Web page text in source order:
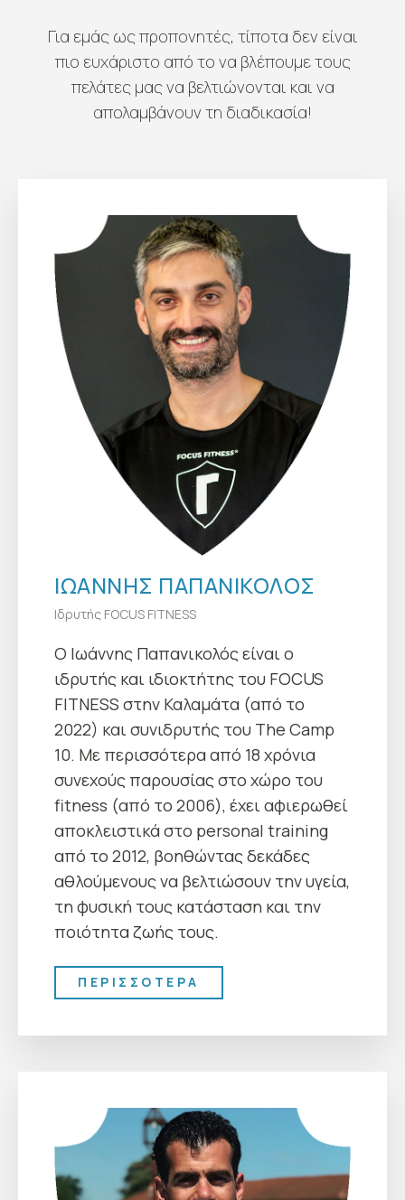
Για εμάς ως προπονητές, τίποτα δεν είναι
πιο ευχάριστο από το να βλέπουμε τους
πελάτες μας να βελτιώνονται και να
απολαμβάνουν τη διαδικασία!
ΙΩΑΝΝΗΣ ΠΑΠΑΝΙΚΟΛΟΣ
Ιδρυτής FOCUS FITNESS
Ο Ιωάννης Παπανικολός είναι ο
ιδρυτής και ιδιοκτήτης του FOCUS
FITNESS στην Καλαμάτα (από το
2022) και συνιδρυτής του The Camp
10. Με περισσότερα από 18 χρόνια
συνεχούς παρουσίας στο χώρο του
fitness (από το 2006), έχει αφιερωθεί
αποκλειστικά στο personal training
από το 2012, βοηθώντας δεκάδες
αθλούμενους να βελτιώσουν την υγεία,
τη φυσική τους κατάσταση και την
ποιότητα ζωής τους.
ΠΕΡΙΣΣΟΤΕΡΑ